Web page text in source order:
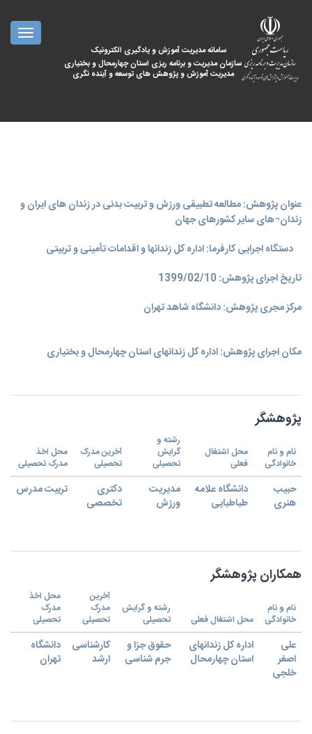
سامانه مدیریت آموزش و یادگیری الکترونیک
سازمان مدیریت و برنامه ریزی استان چهارمحال و بختیاری
مدیریت آموزش و پژوهش های توسعه و آینده نگری
عنوان پژوهش: مطالعه تطبیقی ورزش و تربیت بدنی در زندان های ایران و
زندان¬های سایر کشورهای جهان
دستگاه اجرایی کارفرما: اداره کل زندانها و اقدامات تأمینی و تربیتی
تاریخ اجرای پژوهش: 1399/02/10
مرکز مجری پژوهش: دانشگاه شاهد تهران
مکان اجرای پژوهش: اداره کل زندانهای استان چهارمحال و بختیاری
پژوهشگر
نام و نام
خانوادگی
محل اشتغال
فعلی
رشته و
گرایش
تحصیلی
آخرین مدرک
تحصیلی
محل اخذ
مدرک تحصیلی
حبیب
هنری
دانشگاه علامه
طباطبایی
مدیریت
ورزش
دکتری
تخصصی
تربیت مدرس
همکاران پژوهشگر
نام و نام
خانوادگی
محل اشتغال فعلی
رشته و گرایش
تحصیلی
آخرین
مدرک
تحصیلی
محل اخذ
مدرک
تحصیلی
علی
اصغر
خلجی
اداره کل زندانهای
استان چهارمحال
حقوق جزا و
جرم شناسی
کارشناسی
ارشد
دانشگاه
تهران